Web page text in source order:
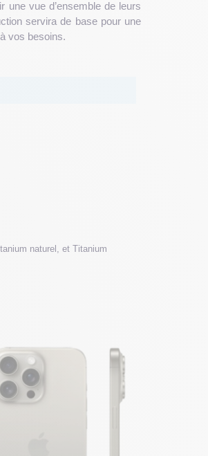
vos Options
une vue d’ensemble de leurs
servira de base pour une
vos besoins.
naturel, et Titanium